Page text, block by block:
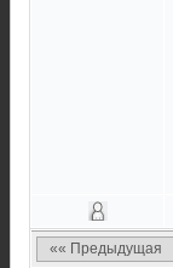
«« Предыдущая